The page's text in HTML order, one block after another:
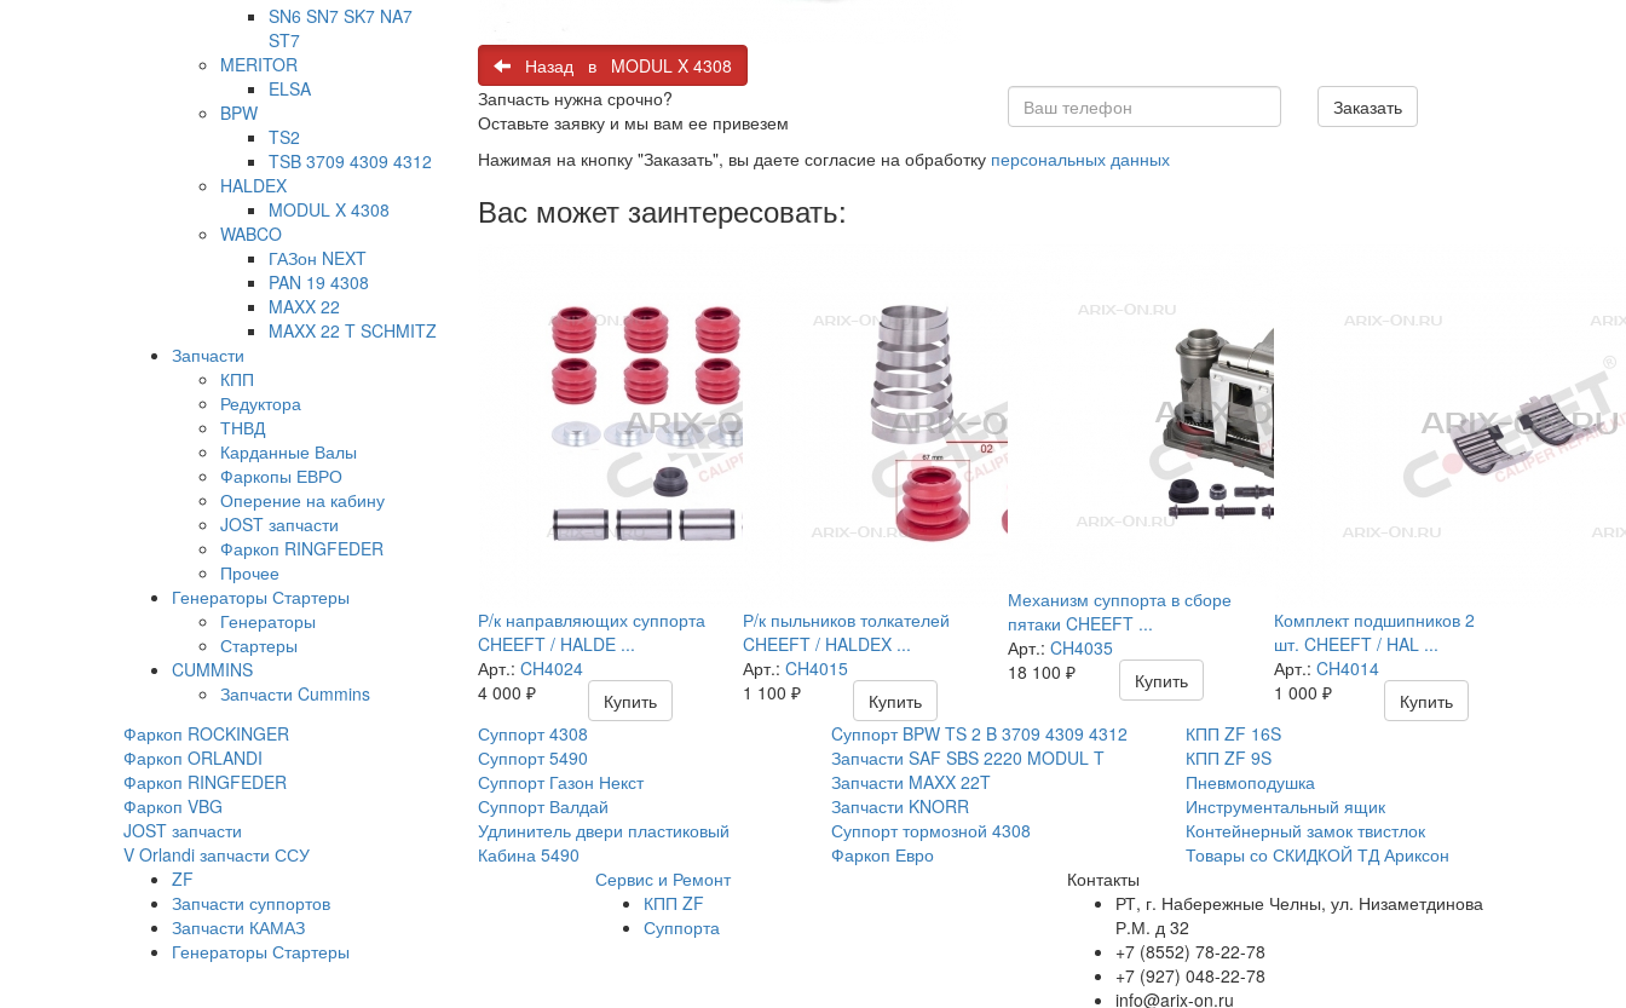
SN6 SN7 SK7 NA7
ST7
MERITOR
ELSA
BPW
TS2
TSB 3709 4309 4312
HALDEX
MODUL X 4308
WABCO
ГАЗон NEXT
PAN 19 4308
MAXX 22
MAXX 22 T SCHMITZ
Запчасти
КПП
Редуктора
ТНВД
Карданные Валы
Фаркопы ЕВРО
Оперение на кабину
JOST запчасти
Фаркоп RINGFEDER
Прочее
Генераторы Стартеры
Генераторы
Стартеры
CUMMINS
Запчасти Cummins
Назад в MODUL X 4308
Запчасть нужна срочно?
Оставьте заявку и мы вам ее привезем
Заказать
Нажимая на кнопку "Заказать", вы даете согласие на обработку персональных данных
Вас может заинтересовать:
Р/к направляющих суппорта
CHEEFT / HALDE ...
Арт.: CH4024
4 000 ₽ Купить
Р/к пыльников толкателей
CHEEFT / HALDEX ...
Арт.: CH4015
1 100 ₽ Купить
Механизм суппорта в сборе
пятаки CHEEFT ...
Арт.:CH4035
18 100₽ Купить
Комплект подшипников 2
шт. CHEEFT / HAL ...
Арт.: CH4014
1 000 ₽
Купить
Фаркоп ROCKINGER
Суппорт 4308 Cуппорт BPW TS 2 B 3709 4309 4312
КПП ZF 16S
Фаркоп ORLANDI
Суппорт 5490 Запчасти SAF SBS 2220 MODUL T
КПП ZF 9S
Фаркоп RINGFEDER
Суппорт Газон Некст Запчасти MAXX 22T
Пневмоподушка
Фаркоп VBG
Суппорт Валдай Запчасти KNORR
Инструментальный ящик
JOST запчасти
Удлинитель двери пластиковый Суппорт тормозной 4308
Контейнерный замок твистлок
V Orlandi запчасти ССУ
Кабина 5490 Фаркоп Евро
Товары со СКИДКОЙ ТД Ариксон
ZF
Запчасти суппортов
Запчасти КАМАЗ
Генераторы Стартеры
Сервис и Ремонт
КПП ZF
Суппорта
Контакты
РТ, г. Набережные Челны, ул. Низаметдинова
Р.М. д 32
+7 (8552) 78-22-78
+7 (927) 048-22-78
info@arix-on.ru